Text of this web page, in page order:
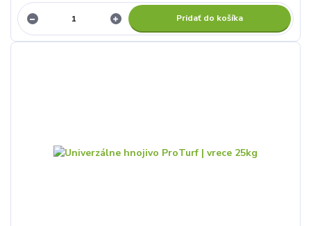
Pridať do košíka